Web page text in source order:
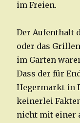
im Freien.
Der Aufenthalt
oder das
im Garten
Dass der für
Hegermarkt in
keinerlei
nicht mit einer